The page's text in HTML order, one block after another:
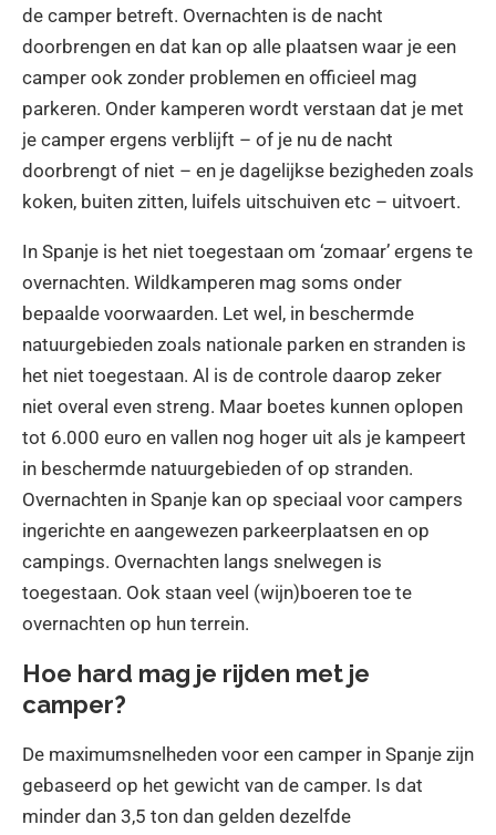
de camper betreft. Overnachten is de nacht
doorbrengen en dat kan op alle plaatsen waar je een
camper ook zonder problemen en officieel mag
parkeren. Onder kamperen wordt verstaan dat je met
je camper ergens verblijft – of je nu de nacht
doorbrengt of niet – en je dagelijkse bezigheden zoals
koken, buiten zitten, luifels uitschuiven etc – uitvoert.
In Spanje is het niet toegestaan om ‘zomaar’ ergens te
overnachten. Wildkamperen mag soms onder
bepaalde voorwaarden. Let wel, in beschermde
natuurgebieden zoals nationale parken en stranden is
het niet toegestaan. Al is de controle daarop zeker
niet overal even streng. Maar boetes kunnen oplopen
tot 6.000 euro en vallen nog hoger uit als je kampeert
in beschermde natuurgebieden of op stranden.
Overnachten in Spanje kan op speciaal voor campers
ingerichte en aangewezen parkeerplaatsen en op
campings. Overnachten langs snelwegen is
toegestaan. Ook staan veel (wijn)boeren toe te
overnachten op hun terrein.
Hoe hard mag je rijden met je
camper?
De maximumsnelheden voor een camper in Spanje zijn
gebaseerd op het gewicht van de camper. Is dat
minder dan 3,5 ton dan gelden dezelfde